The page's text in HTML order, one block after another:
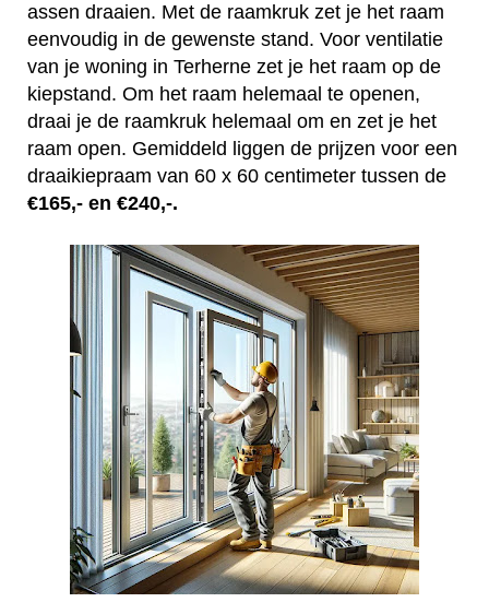
assen draaien. Met de raamkruk zet je het raam
eenvoudig in de gewenste stand. Voor ventilatie
van je woning in Terherne zet je het raam op de
kiepstand. Om het raam helemaal te openen,
draai je de raamkruk helemaal om en zet je het
raam open. Gemiddeld liggen de prijzen voor een
draaikiepraam van 60 x 60 centimeter tussen de
€165,- en €240,-.